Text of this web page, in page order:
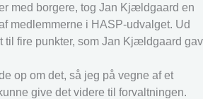
med borgere, tog Jan Kjældgaard en
medlemmerne i HASP-udvalget. Ud
til fire punkter, som Jan Kjældgaard gav
op om det, så jeg på vegne af et
give det videre til forvaltningen.